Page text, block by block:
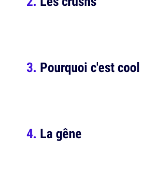
Pourquoi c'est cool
La gêne